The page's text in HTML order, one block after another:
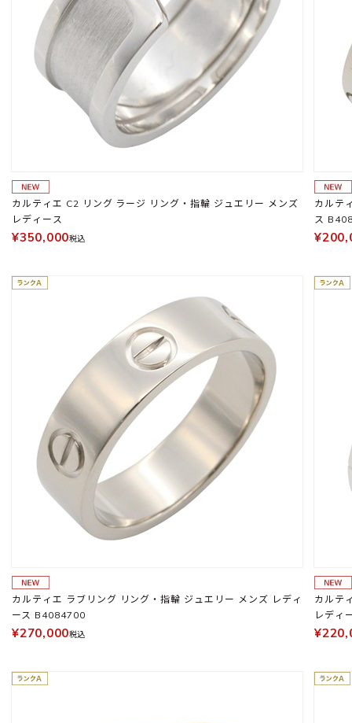
カルティエ C2 リング ラージ リング・指輪 ジュエリー メンズ
レディース
¥350,000税込
カルテ
ス
カルティエ ラブリング リング・指輪 ジュエリー メンズ レディ
ース B4084700
¥270,000税込
カルテ
レディ